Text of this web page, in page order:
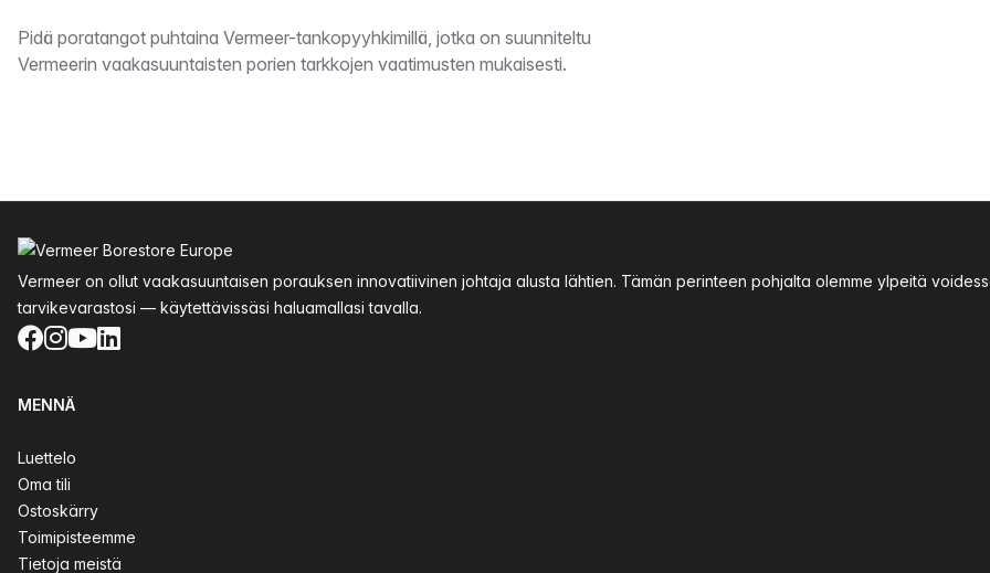
Kuvaus
Pidä poratangot puhtaina Vermeer-tankopyyhkimillä, jotka on suunniteltu
Vermeerin vaakasuuntaisten porien tarkkojen vaatimusten mukaisesti.
Vermeer on ollut vaakasuuntaisen porauksen innovatiivinen johtaja alusta lähtien. Tämän perinteen pohjalta olemme ylpeitä
tarvikevarastosi — käytettävissäsi haluamallasi tavalla.
Facebook
Instagram
YouTube
LinkedIn
MENNÄ
Luettelo
Oma tili
Ostoskärry
Toimipisteemme
Tietoja meistä